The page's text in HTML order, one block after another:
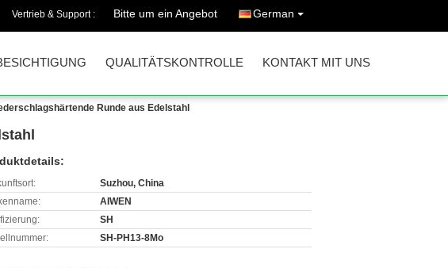
Vertrieb & Support : Bitte um ein Angebot German
QUALITÄTSKONTROLLE KONTAKT MIT UNS
Runde aus Edelstahl
Suzhou, China
AIWEN
SH
SH-PH13-8Mo